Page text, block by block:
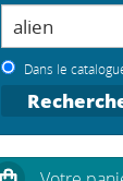
Dans le